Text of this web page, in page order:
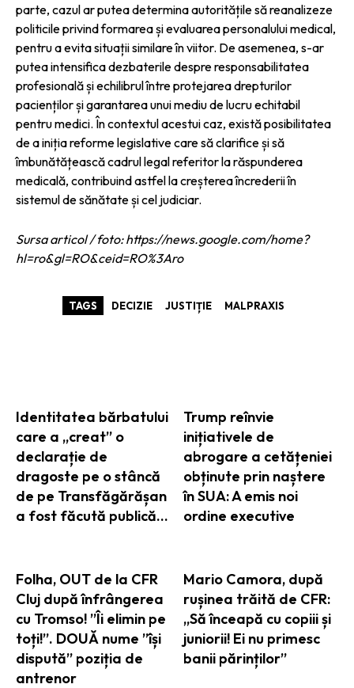
Identitatea bărbatului
care a „creat” o
declarație de
dragoste pe o stâncă
de pe Transfăgărășan
a fost făcută publică…
Trump reînvie
inițiativele de
abrogare a cetățeniei
obținute prin naștere
în SUA: A emis noi
ordine executive
Folha, OUT de la CFR
Cluj după înfrângerea
cu Tromso! ”Îi elimin pe
toți!”. DOUĂ nume ”își
dispută” poziția de
antrenor
Mario Camora, după
rușinea trăită de CFR:
„Să înceapă cu copiii și
juniorii! Ei nu primesc
banii părinților”
parte, cazul ar putea determina autoritățile să reanalizeze
politicile privind formarea și evaluarea personalului medical,
pentru a evita situații similare în viitor. De asemenea, s-ar
putea intensifica dezbaterile despre responsabilitatea
profesională și echilibrul între protejarea drepturilor
pacienților și garantarea unui mediu de lucru echitabil
pentru medici. În contextul acestui caz, există posibilitatea
de a iniția reforme legislative care să clarifice și să
îmbunătățească cadrul legal referitor la răspunderea
medicală, contribuind astfel la creșterea încrederii în
sistemul de sănătate și cel judiciar.
Sursa articol / foto: https://news.google.com/home?
hl=ro&gl=RO&ceid=RO%3Aro
TAGS DECIZIE JUSTIȚIE MALPRAXIS